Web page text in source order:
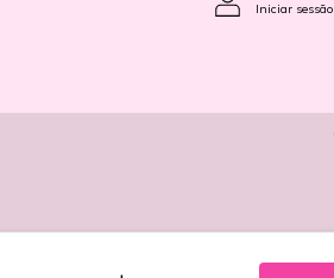
Iniciar sessão